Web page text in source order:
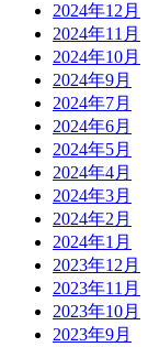
2024年12月
2024年11月
2024年10月
2024年9月
2024年7月
2024年6月
2024年5月
2024年4月
2024年3月
2024年2月
2024年1月
2023年12月
2023年11月
2023年10月
2023年9月